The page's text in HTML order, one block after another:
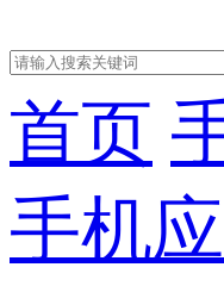
首页
手机